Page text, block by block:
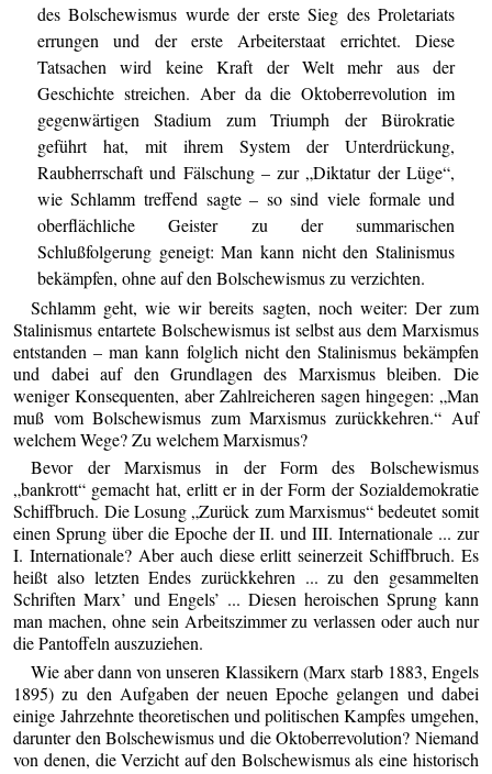
des Bolschewismus wurde der erste Sieg des Proletariats
errungen und der erste Arbeiterstaat errichtet. Diese
Tatsachen wird keine Kraft der Welt mehr aus der
Geschichte streichen. Aber da die Oktoberrevolution im
gegenwärtigen Stadium zum Triumph der Bürokratie
geführt hat, mit ihrem System der Unterdrückung,
Raubherrschaft und Fälschung – zur „Diktatur der Lüge“,
wie Schlamm treffend sagte – so sind viele formale und
oberflächliche Geister zu der summarischen
Schlußfolgerung geneigt: Man kann nicht den Stalinismus
bekämpfen, ohne auf den Bolschewismus zu verzichten.
Schlamm geht, wie wir bereits sagten, noch weiter: Der zum
Stalinismus entartete Bolschewismus ist selbst aus dem Marxismus
entstanden – man kann folglich nicht den Stalinismus bekämpfen
und dabei auf den Grundlagen des Marxismus bleiben. Die
weniger Konsequenten, aber Zahlreicheren sagen hingegen: „Man
muß vom Bolschewismus zum Marxismus zurückkehren.“ Auf
welchem Wege? Zu welchem Marxismus?
Bevor der Marxismus in der Form des Bolschewismus
„bankrott“ gemacht hat, erlitt er in der Form der Sozialdemokratie
Schiffbruch. Die Losung „Zurück zum Marxismus“ bedeutet somit
einen Sprung über die Epoche der II. und III. Internationale ... zur
I. Internationale? Aber auch diese erlitt seinerzeit Schiffbruch. Es
heißt also letzten Endes zurückkehren ... zu den gesammelten
Schriften Marx’ und Engels’ ... Diesen heroischen Sprung kann
man machen, ohne sein Arbeitszimmer zu verlassen oder auch nur
die Pantoffeln auszuziehen.
Wie aber dann von unseren Klassikern (Marx starb 1883, Engels
1895) zu den Aufgaben der neuen Epoche gelangen und dabei
einige Jahrzehnte theoretischen und politischen Kampfes umgehen,
darunter den Bolschewismus und die Oktoberrevolution? Niemand
von denen, die Verzicht auf den Bolschewismus als eine historisch